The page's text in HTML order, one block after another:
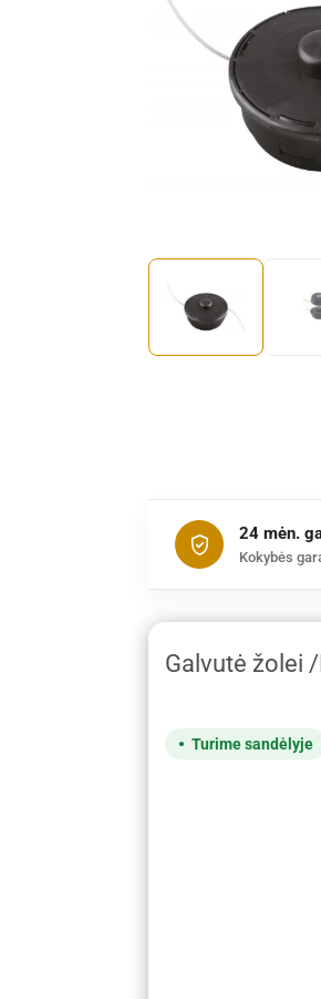
24 mėn.
Kokybės
Galvutė žolei
Turime sandėlyje